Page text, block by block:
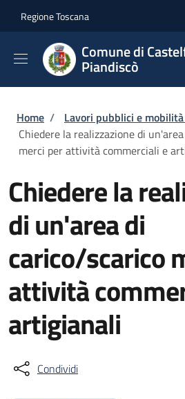
Regione Toscana
Comune di
Piandiscò
Briciole di pane
Home / Lavori pubblici e
Chiedere la realizzazione di
merci per attività commerciali e
Chiedere la
di un'area di
carico/scarico
attività
artigianali
Condividi